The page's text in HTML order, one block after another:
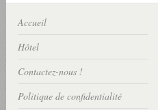
Accueil
Hôtel
Contactez-nous !
Politique de confidentialité